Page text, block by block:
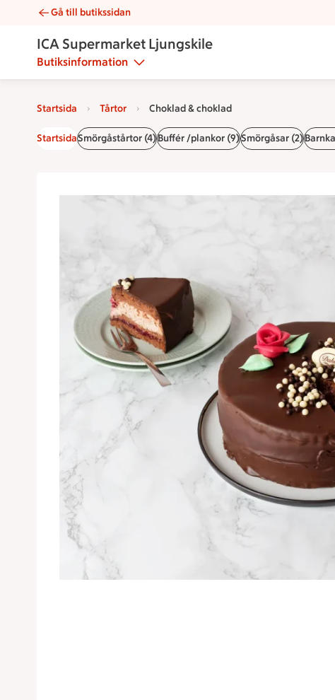
Choklad & choklad | Catering ICA Supermarket Ljungskile
Gå till butikssidan
ICA Supermarket Ljungskile
Butiksinformation
Startsida Tårtor Choklad & choklad
StartsidaSmörgåstårtor (4)Buffér /plankor (9)Smörgåsar (2)